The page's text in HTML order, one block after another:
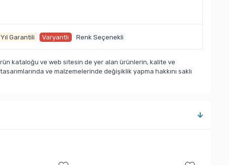
Garantili Varyantlı Renk Seçenekli
kataloğu ve web sitesin de yer alan ürünlerin, kalite ve
ve malzemelerinde değişiklik yapma hakkını saklı